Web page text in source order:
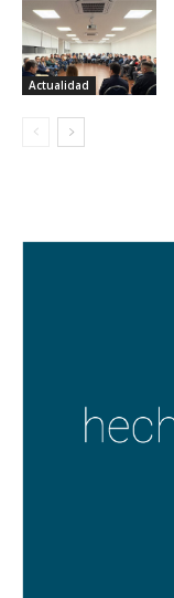
Actualidad